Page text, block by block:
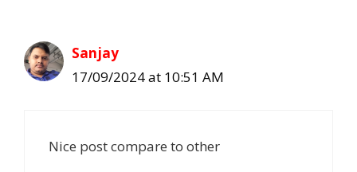
Sanjay
17/09/2024 at 10:51 AM
Nice post compare to other